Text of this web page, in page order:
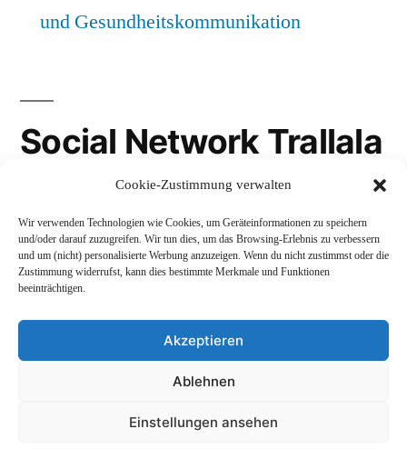
Cookie-Zustimmung verwalten
Wir verwenden Technologien wie Cookies, um Geräteinformationen zu speichern
und/oder darauf zuzugreifen. Wir tun dies, um das Browsing-Erlebnis zu verbessern
und um (nicht) personalisierte Werbung anzuzeigen. Wenn du nicht zustimmst oder die
Zustimmung widerrufst, kann dies bestimmte Merkmale und Funktionen
beeinträchtigen.
Akzeptieren
Ablehnen
Einstellungen ansehen
und Gesundheitskommunikation
Social Network Trallala
LinkedIn
Mastodon
Stolz präsentiert von WordPress.
Impressum und Rechtliches